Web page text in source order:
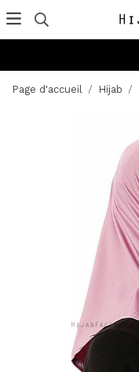
Page d'accueil / Hijab /